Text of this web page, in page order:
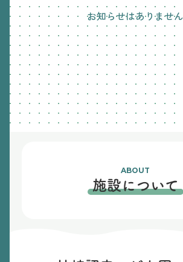
お知らせはありません
ABOUT
施設について